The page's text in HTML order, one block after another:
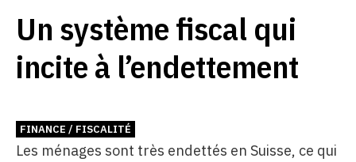
Un système fiscal qui
incite à l’endettement
FINANCE / FISCALITÉ
Les ménages sont très endettés en Suisse, ce qui